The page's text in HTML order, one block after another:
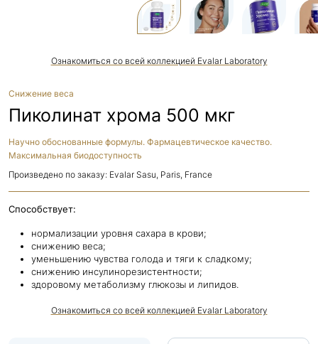
Ознакомиться со всей коллекцией Evalar Laboratory
Снижение веса
Пиколинат хрома 500 мкг
Научно обоснованные формулы. Фармацевтическое качество.
Максимальная биодоступность
Произведено по заказу: Evalar Sasu, Paris, France
Способствует:
нормализации уровня сахара в крови;
снижению веса;
уменьшению чувства голода и тяги к сладкому;
снижению инсулинорезистентности;
здоровому метаболизму глюкозы и липидов.
Ознакомиться со всей коллекцией Evalar Laboratory